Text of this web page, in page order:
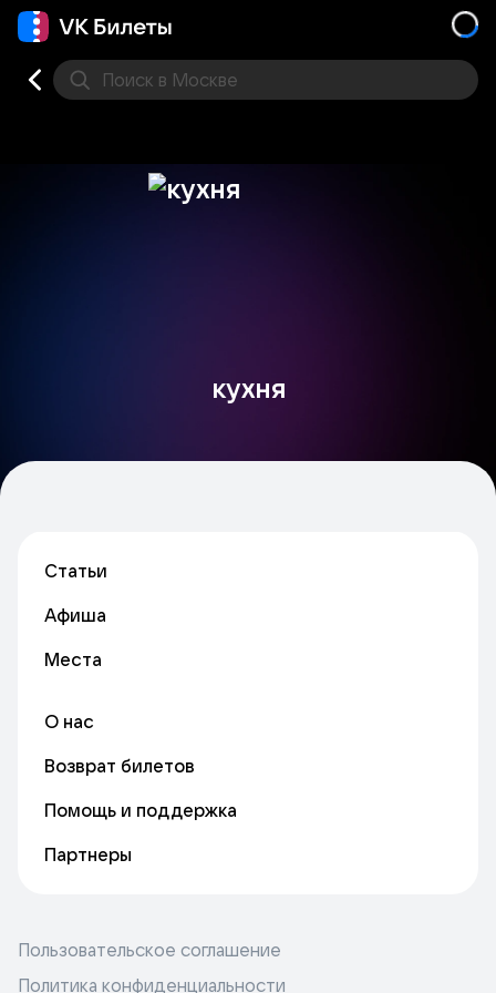
Поиск в Москве
кухня
Статьи
Афиша
Места
О нас
Возврат билетов
Помощь и поддержка
Партнеры
Пользовательское соглашение
Политика конфиденциальности